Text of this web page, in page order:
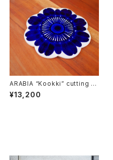
ARABIA “Kookki” cutting b
oard
¥13,200